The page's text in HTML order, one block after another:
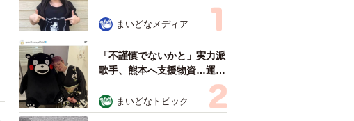
リの18歳に成長 「メイクで
雰囲気が」「宝塚に入れそ
う」
まいどなメディア
「不謹慎でないかと」実力派
歌手、熊本へ支援物資…運搬
トラックの車体デザインにた
めらい 「痛いほど伝わる」
「行動され立派」
まいどなトピック